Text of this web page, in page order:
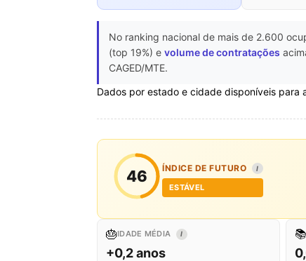
No ranking nacional de mais de 2.600
(top 19%) e volume de contratações
CAGED/MTE.
Dados por estado e cidade disponíveis para
46 ÍNDICE DE FUTURO I
ESTÁVEL
🎂IDADE MÉDIA I
+0,2 anos
📚